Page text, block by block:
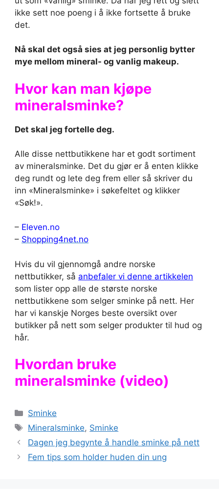
ikke sett noe poeng i å ikke fortsette å bruke
det.
Nå skal det også sies at jeg personlig bytter
mye mellom mineral- og vanlig makeup.
Hvor kan man kjøpe
mineralsminke?
Det skal jeg fortelle deg.
Alle disse nettbutikkene har et godt sortiment
av mineralsminke. Det du gjør er å enten klikke
deg rundt og lete deg frem eller så skriver du
inn «Mineralsminke» i søkefeltet og klikker
«Søk!».
– Eleven.no
– Shopping4net.no
Hvis du vil gjennomgå andre norske
nettbutikker, så anbefaler vi denne artikkelen
som lister opp alle de største norske
nettbutikkene som selger sminke på nett. Her
har vi kanskje Norges beste oversikt over
butikker på nett som selger produkter til hud og
hår.
Hvordan bruke
mineralsminke (video)
Kategorier
Sminke
Stikkord
Mineralsminke, Sminke
Dagen jeg begynte å handle sminke på nett
Fem tips som holder huden din ung